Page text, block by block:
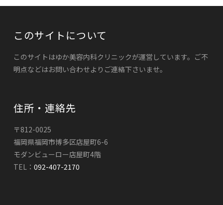
このサイトについて
このサイトはゆか美容内科クリニックが運営しています。ご不
明点などはお問い合わせよりご連絡下さいませ。
住所・連絡先
〒812-0025
福岡県福岡市博多区店屋町6-6
モダンビューロー店屋町4階
TEL： 092-407-2170